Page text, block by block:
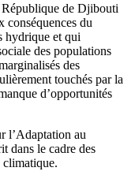
de Djibouti
conséquences du
hydrique et qui
des populations
des
touchés par la
d’opportunités
l’Adaptation au
dans le cadre des
climatique.